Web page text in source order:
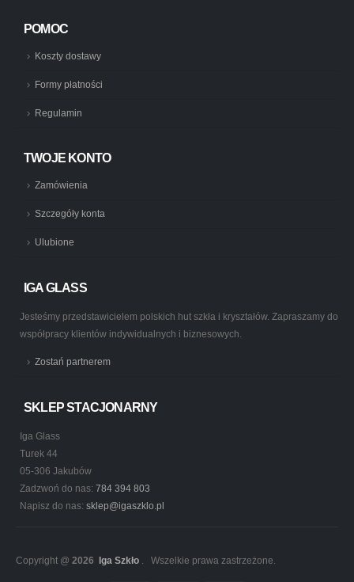
POMOC
Koszty dostawy
Formy płatności
Regulamin
TWOJE KONTO
Zamówienia
Szczegóły konta
Ulubione
IGA GLASS
Jesteśmy przedstawicielem polskich hut szkła i kryształów. Zapraszamy do
współpracy klientów indywidualnych i biznesowych.
Zostań partnerem
SKLEP STACJONARNY
Iga Glass
Turek 44
05-306 Jakubów
Zadzwoń do nas: 784 394 803
Napisz do nas: sklep@igaszklo.pl
Copyright @ 2026 Iga Szkło . Wszelkie prawa zastrzeżone.